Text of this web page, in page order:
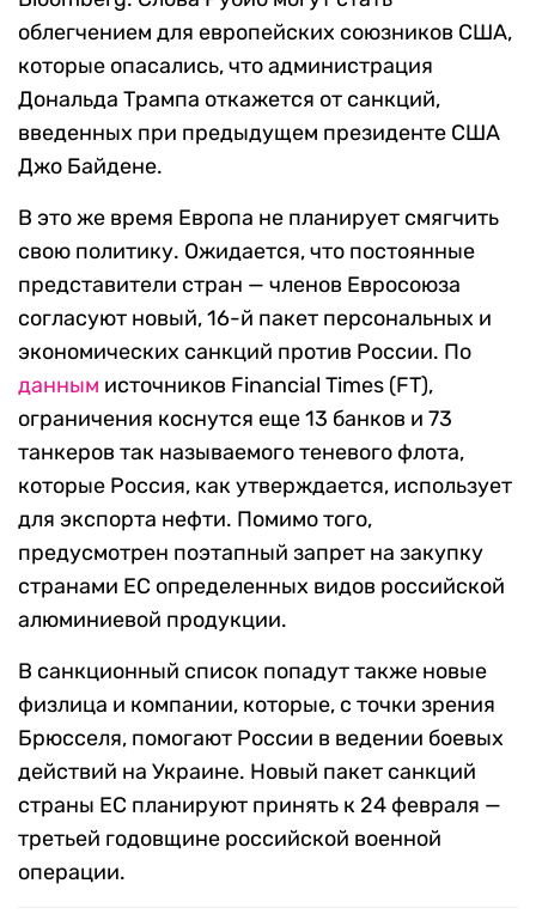
облегчением для европейских союзников США,
которые опасались, что администрация
Дональда Трампа откажется от санкций,
введенных при предыдущем президенте США
Джо Байдене.
В это же время Европа не планирует смягчить
свою политику. Ожидается, что постоянные
представители стран — членов Евросоюза
согласуют новый, 16-й пакет персональных и
экономических санкций против России. По
данным источников Financial Times (FT),
ограничения коснутся еще 13 банков и 73
танкеров так называемого теневого флота,
которые Россия, как утверждается, использует
для экспорта нефти. Помимо того,
предусмотрен поэтапный запрет на закупку
странами ЕС определенных видов российской
алюминиевой продукции.
В санкционный список попадут также новые
физлица и компании, которые, с точки зрения
Брюсселя, помогают России в ведении боевых
действий на Украине. Новый пакет санкций
страны ЕС планируют принять к 24 февраля —
третьей годовщине российской военной
операции.